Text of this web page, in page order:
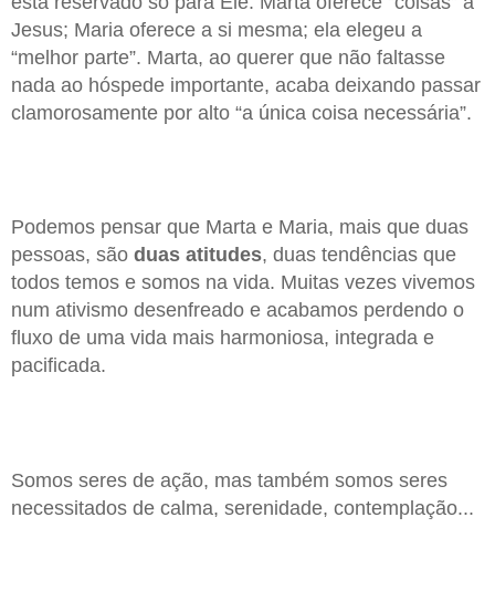
Jesus; Maria oferece a si mesma; ela elegeu a
“melhor parte”. Marta, ao querer que não faltasse
nada ao hóspede importante, acaba deixando passar
clamorosamente por alto “a única coisa necessária”.
Podemos pensar que Marta e Maria, mais que duas
pessoas, são duas atitudes, duas tendências que
todos temos e somos na vida. Muitas vezes vivemos
num ativismo desenfreado e acabamos perdendo o
fluxo de uma vida mais harmoniosa, integrada e
pacificada.
Somos seres de ação, mas também somos seres
necessitados de calma, serenidade, contemplação...